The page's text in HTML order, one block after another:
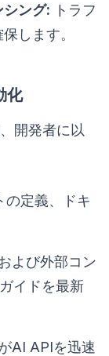
ング: トラフ
します。
化
開発者に以
の定義、ドキ
よび外部コン
イドを最新
AI APIを迅速